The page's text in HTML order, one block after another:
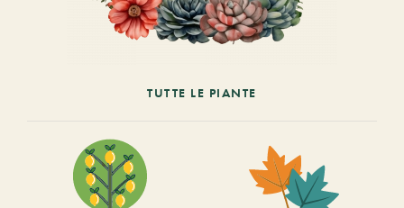
TUTTE LE PIANTE